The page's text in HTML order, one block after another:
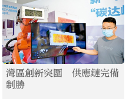
灣區創新突圍 供應鏈完備
制勝